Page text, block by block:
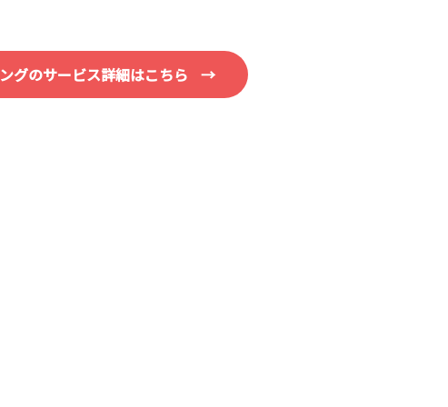
グのサービス詳細はこちら →